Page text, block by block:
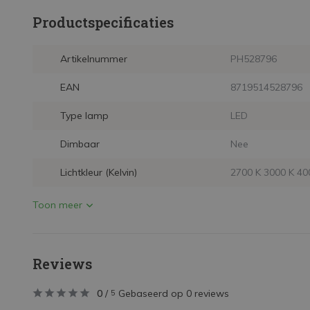
Productspecificaties
Artikelnummer PH528796
EAN 8719514528796
Type lamp LED
Dimbaar Nee
Lichtkleur (Kelvin) 2700 K 3000 K
Toon meer
Reviews
0 / 5 Gebaseerd op 0 reviews